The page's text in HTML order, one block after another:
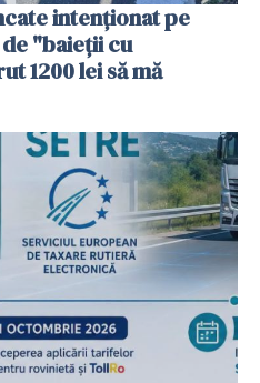
intenționat pe
"baieții cu
1200 lei să mă